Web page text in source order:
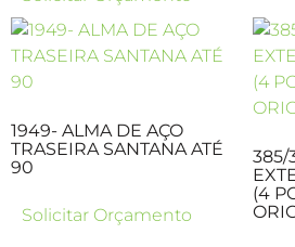
1949- ALMA DE AÇO
TRASEIRA SANTANA ATÉ
90
Solicitar Orçamento
385/
(4